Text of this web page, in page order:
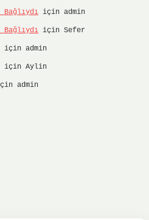
Bağlıydı için admin
Bağlıydı için Sefer
için admin
için Aylin
admin